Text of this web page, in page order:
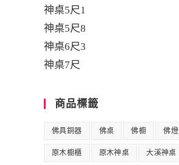
神桌5尺1
神桌5尺8
神桌6尺3
神桌7尺
商品標籤
佛具銅器 佛桌 佛櫥 佛燈
原木櫥櫃 原木神桌 大溪神桌